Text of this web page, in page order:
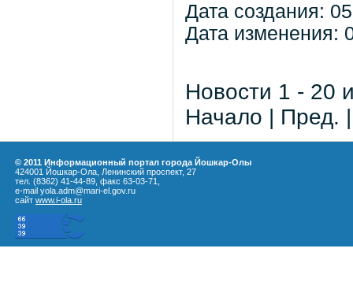
Дата создания:
Дата изменения:
Новости 1 - 20
Начало | Пред.
© 2011 Информационный портал города Йошкар-Олы
424001 Йошкар-Ола, Ленинский проспект, 27
тел. (8362) 41-44-89, факс 63-03-71,
e-mail yola.adm@mari-el.gov.ru
сайт www.i-ola.ru